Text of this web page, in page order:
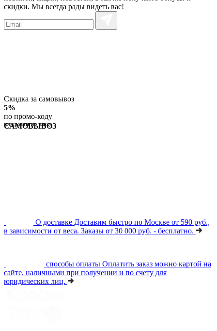
скидки. Мы всегда рады видеть вас!
Скидка за самовывоз
5%
по промо-коду
копировать по клику
САМОВЫВОЗ
О доставке Доставим быстро по Москве от 590 руб.,
в зависимости от веса. Заказы от 30 000 руб. - бесплатно.
способы оплаты Оплатить заказ можно картой на
сайте, наличными при получении и по счету для
юридических лиц.